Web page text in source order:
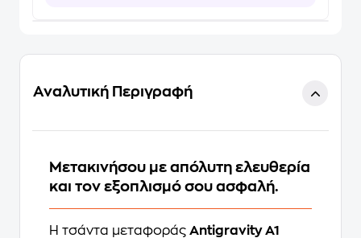
Αναλυτική Περιγραφή
Μετακινήσου με απόλυτη ελευθερία
και τον εξοπλισμό σου ασφαλή.
Η τσάντα μεταφοράς Antigravity A1